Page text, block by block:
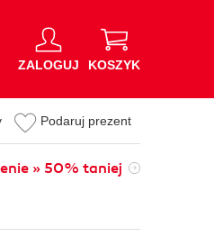
ZALOGUJ KOSZYK
Podaruj prezent
» 50% taniej